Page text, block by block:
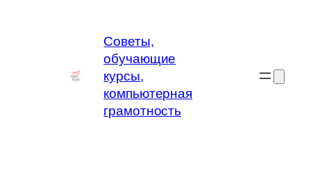
Советы,
обучающие
курсы,
компьютерная
грамотность